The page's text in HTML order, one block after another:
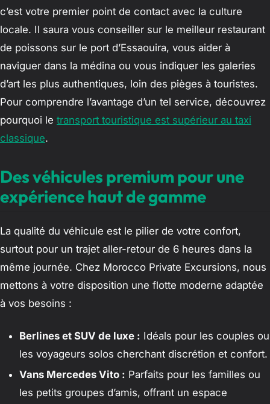
c’est votre premier point de contact avec la culture
locale. Il saura vous conseiller sur le meilleur restaurant
de poissons sur le port d’Essaouira, vous aider à
naviguer dans la médina ou vous indiquer les galeries
d’art les plus authentiques, loin des pièges à touristes.
Pour comprendre l’avantage d’un tel service, découvrez
pourquoi le transport touristique est supérieur au taxi
classique.
Des véhicules premium pour une
expérience haut de gamme
La qualité du véhicule est le pilier de votre confort,
surtout pour un trajet aller-retour de 6 heures dans la
même journée. Chez Morocco Private Excursions, nous
mettons à votre disposition une flotte moderne adaptée
à vos besoins :
Berlines et SUV de luxe : Idéals pour les couples ou
les voyageurs solos cherchant discrétion et confort.
Vans Mercedes Vito : Parfaits pour les familles ou
les petits groupes d’amis, offrant un espace